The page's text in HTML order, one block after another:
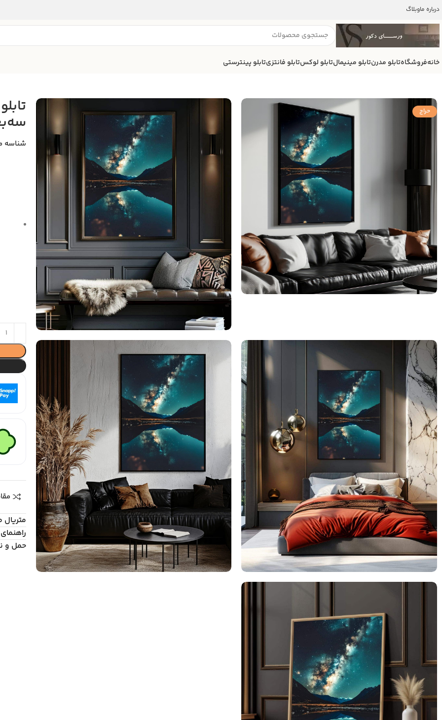
درباره ماوبلاگ
خانهفروشگاهتابلو مدرنتابلو مینیمالتابلو لوکستابلو فانتزیتابلو پینترستی
حراج
شناسه
حمل و